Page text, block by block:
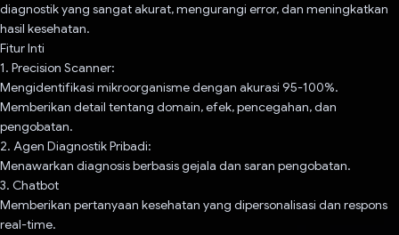
diagnostik yang sangat akurat, mengurangi error, dan meningkatkan
hasil kesehatan.
Fitur Inti
1. Precision Scanner:
Mengidentifikasi mikroorganisme dengan akurasi 95-100%.
Memberikan detail tentang domain, efek, pencegahan, dan
pengobatan.
2. Agen Diagnostik Pribadi:
Menawarkan diagnosis berbasis gejala dan saran pengobatan.
3. Chatbot
Memberikan pertanyaan kesehatan yang dipersonalisasi dan respons
real-time.